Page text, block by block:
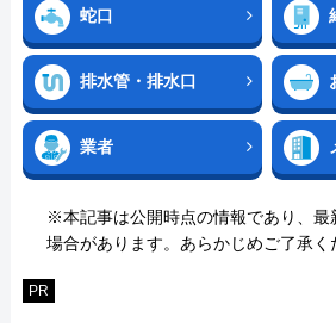
蛇口
排水管・排水口
業者
※本記事は公開時点の情報であり、最
場合があります。あらかじめご了承く
PR